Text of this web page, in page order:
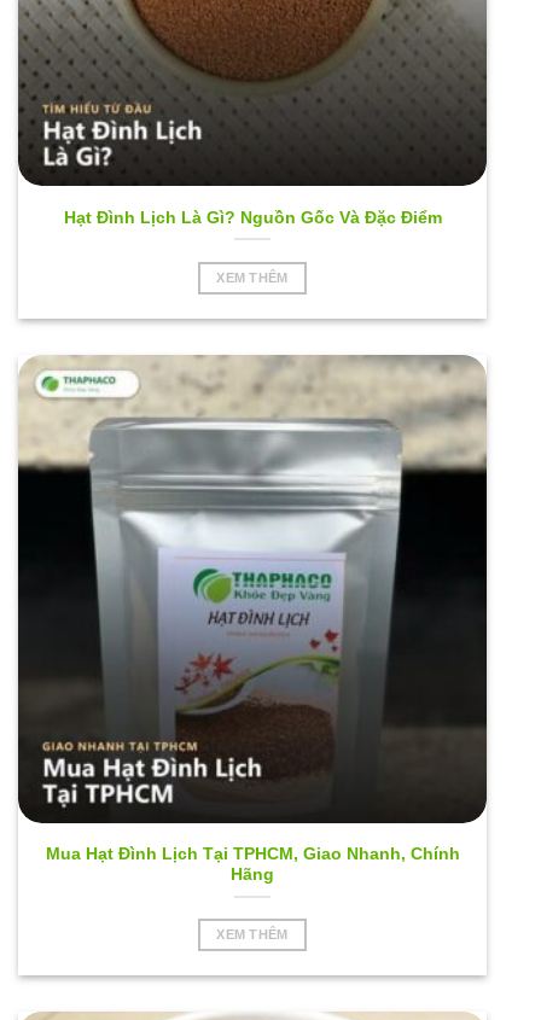
Hạt Đình Lịch Là Gì? Nguồn Gốc Và Đặc Điểm
XEM THÊM
Mua Hạt Đình Lịch Tại TPHCM, Giao Nhanh, Chính
Hãng
XEM THÊM